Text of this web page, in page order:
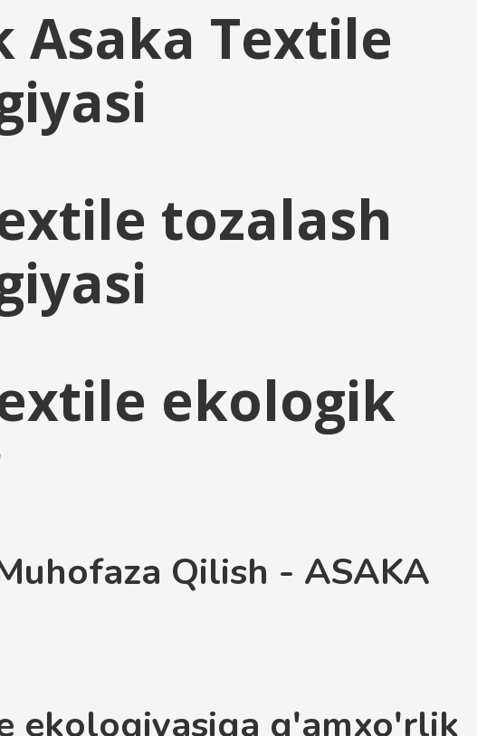
Asaka Textile
tozalash
ekologik
Qilish - ASAKA
ekologiyasiga g'amxo'rlik